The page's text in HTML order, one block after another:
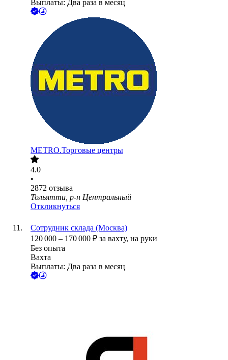
Выплаты: Два раза в месяц
METRO.Торговые центры
4.0
•
2872 отзыва
Тольятти, р-н Центральный
Откликнуться
Сотрудник склада (Москва)
120 000 – 170 000 ₽ за вахту, на руки
Без опыта
Вахта
Выплаты: Два раза в месяц